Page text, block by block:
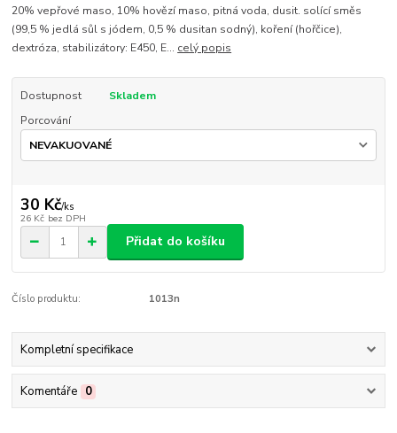
20% vepřové maso, 10% hovězí maso, pitná voda, dusit. solící směs
(99,5 % jedlá sůl s jódem, 0,5 % dusitan sodný), koření (hořčice),
dextróza, stabilizátory: E450, E... celý popis
Dostupnost
Skladem
Porcování
30 Kč/ks
26 Kč bez DPH
Přidat do košíku
Číslo produktu: 1013n
Kompletní specifikace
Komentáře 0